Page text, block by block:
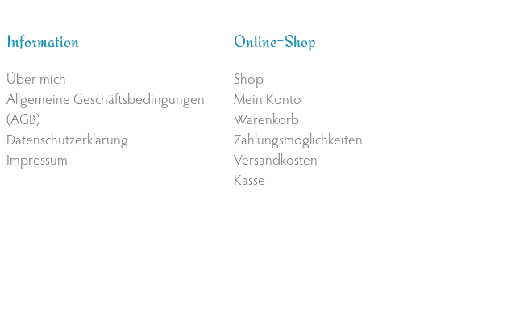
Information
Über mich
Allgemeine Geschäftsbedingungen
(AGB)
Datenschutzerklärung
Impressum
Online-Shop
Shop
Mein Konto
Warenkorb
Zahlungsmöglichkeiten
Versandkosten
Kasse